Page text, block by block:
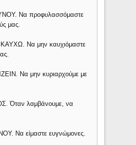
Να προφυλασσόμαστε
μας.
Να μην καυχιόμαστε
Να μην κυριαρχούμε με
Όταν λαμβάνουμε, να
Να είμαστε ευγνώμονες.